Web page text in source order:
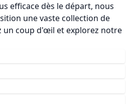
efficace dès le départ, nous
une vaste collection de
un coup d'œil et explorez notre